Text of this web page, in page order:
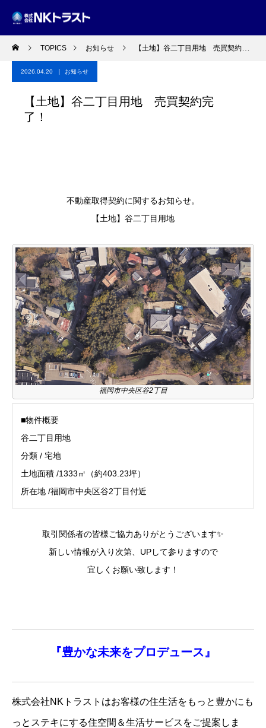
TOPICS お知らせ 【土地】谷二丁目用地 売買契約完了！
2026.04.20 お知らせ
【土地】谷二丁目用地 売買契約完
了！
不動産取得契約に関するお知らせ。
【土地】谷二丁目用地
福岡市中央区谷2丁目
■物件概要
谷二丁目用地
分類 / 宅地
土地面積 /1333㎡（約403.23坪）
所在地 /福岡市中央区谷2丁目付近
取引関係者の皆様ご協力ありがとうございます✨
新しい情報が入り次第、UPして参りますので
宜しくお願い致します！
『豊かな未来をプロデュース』
株式会社NKトラストはお客様の住生活をもっと豊かにも
っとステキにする住空間＆生活サービスをご提案しま